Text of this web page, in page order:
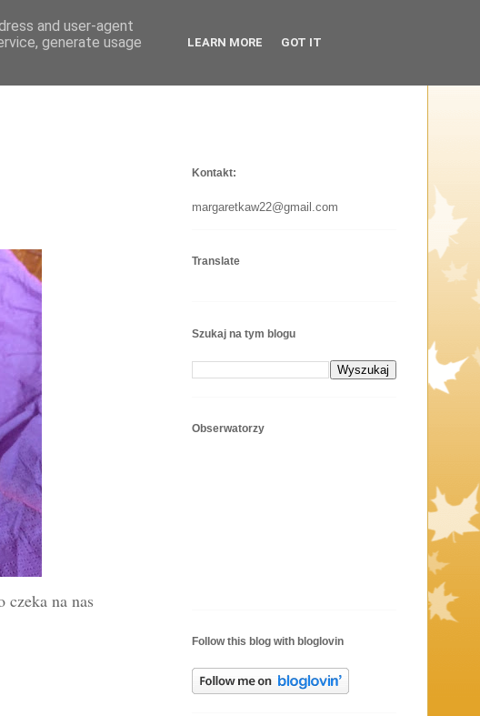
czeka na nas
Kontakt:
margaretkaw22@gmail.com
Translate
Szukaj na tym blogu
Obserwatorzy
Follow this blog with bloglovin
and user-agent
generate usage
LEARN MORE GOT IT